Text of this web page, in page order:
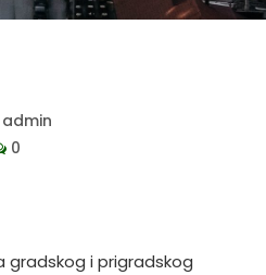
admin
0
gradskog i prigradskog